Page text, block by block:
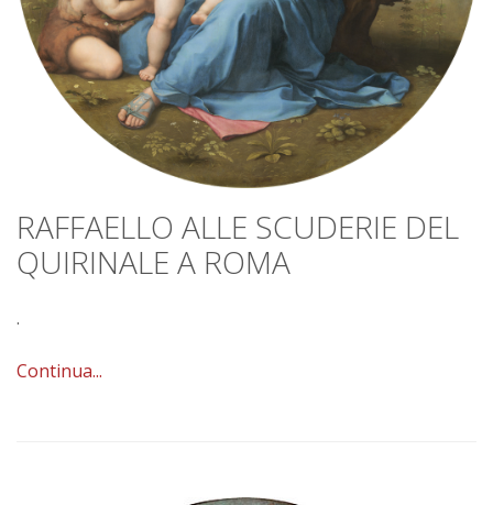
RAFFAELLO ALLE SCUDERIE DEL
QUIRINALE A ROMA
.
Continua...